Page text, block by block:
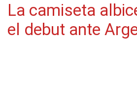
La camiseta
el debut ante